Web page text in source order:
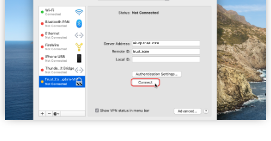
Trust.Zo...gdom-VIP
uk-vip.trust.zone
trust.zone